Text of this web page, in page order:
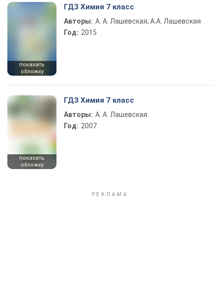
показать
обложку
ГДЗ Химия 7 класс
Авторы: А. А. Лашевская, А.А. Лашевская
Год: 2015
показать
обложку
ГДЗ Химия 7 класс
Авторы: А. А. Лашевская
Год: 2007